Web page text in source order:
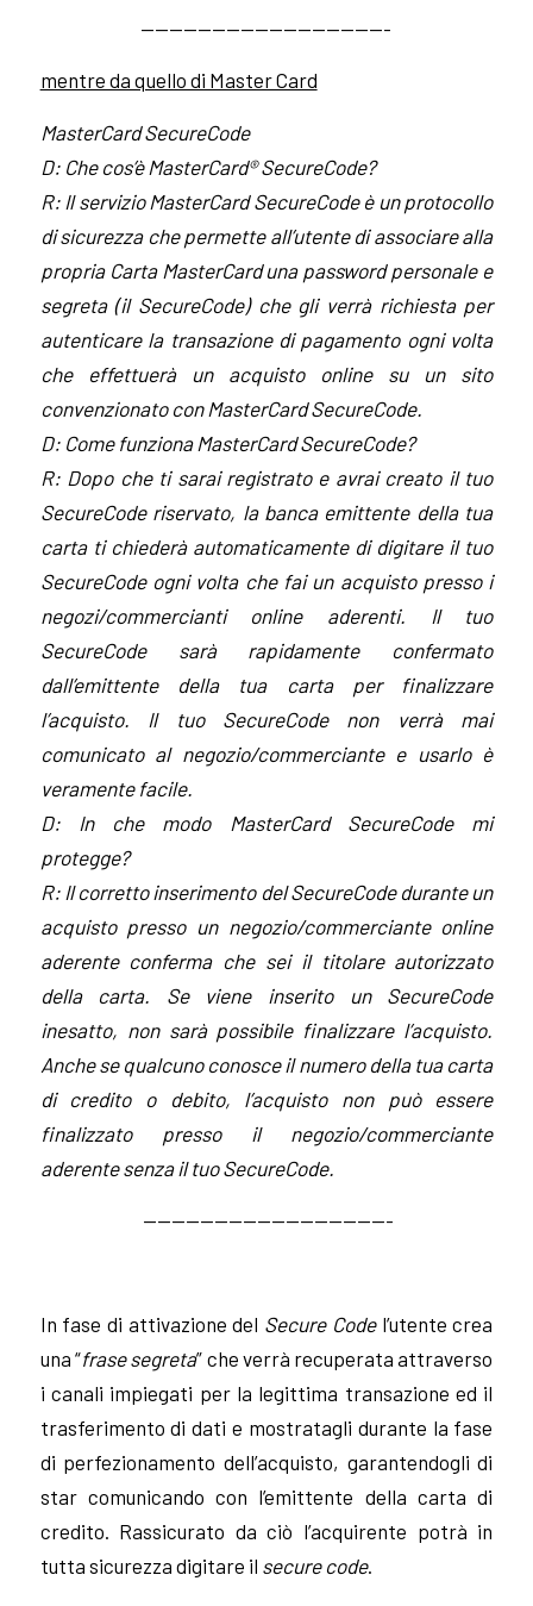
—————————————————-
mentre da quello di Master Card
MasterCard SecureCode
D: Che cos’è MasterCard® SecureCode?
R: Il servizio MasterCard SecureCode è un protocollo
di sicurezza che permette all’utente di associare alla
propria Carta MasterCard una password personale e
segreta (il SecureCode) che gli verrà richiesta per
autenticare la transazione di pagamento ogni volta
che effettuerà un acquisto online su un sito
convenzionato con MasterCard SecureCode.
D: Come funziona MasterCard SecureCode?
R: Dopo che ti sarai registrato e avrai creato il tuo
SecureCode riservato, la banca emittente della tua
carta ti chiederà automaticamente di digitare il tuo
SecureCode ogni volta che fai un acquisto presso i
negozi/commercianti online aderenti. Il tuo
SecureCode sarà rapidamente confermato
dall’emittente della tua carta per finalizzare
l’acquisto. Il tuo SecureCode non verrà mai
comunicato al negozio/commerciante e usarlo è
veramente facile.
D: In che modo MasterCard SecureCode mi
protegge?
R: Il corretto inserimento del SecureCode durante un
acquisto presso un negozio/commerciante online
aderente conferma che sei il titolare autorizzato
della carta. Se viene inserito un SecureCode
inesatto, non sarà possibile finalizzare l’acquisto.
Anche se qualcuno conosce il numero della tua carta
di credito o debito, l’acquisto non può essere
finalizzato presso il negozio/commerciante
aderente senza il tuo SecureCode.
—————————————————-
In fase di attivazione del Secure Codel’utente crea
una “frase segreta” che verrà recuperata attraverso
i canali impiegati per la legittima transazione ed il
trasferimento di dati e mostratagli durante la fase
di perfezionamento dell’acquisto, garantendogli di
star comunicando con l’emittente della carta di
credito. Rassicurato da ciò l’acquirente potrà in
tutta sicurezza digitare il secure code.